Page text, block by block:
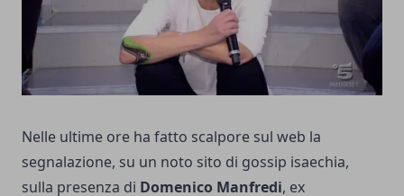
Nelle ultime ore ha fatto scalpore sul web la
segnalazione, su un noto sito di gossip isaechia,
sulla presenza di Domenico Manfredi, ex